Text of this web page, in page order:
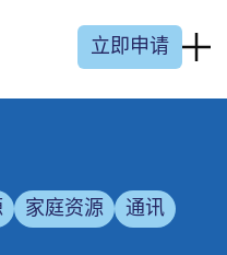
立即申请
家庭资源 通讯